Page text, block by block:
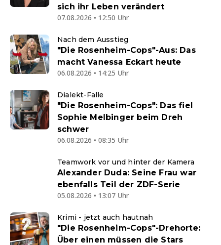
sich ihr Leben verändert
07.08.2026 • 12:50 Uhr
Nach dem Ausstieg
"Die Rosenheim-Cops"-Aus: Das
macht Vanessa Eckart heute
06.08.2026 • 14:25 Uhr
Dialekt-Falle
"Die Rosenheim-Cops": Das fiel
Sophie Melbinger beim Dreh
schwer
06.08.2026 • 08:35 Uhr
Teamwork vor und hinter der Kamera
Alexander Duda: Seine Frau war
ebenfalls Teil der ZDF-Serie
05.08.2026 • 13:07 Uhr
Krimi - jetzt auch hautnah
"Die Rosenheim-Cops"-Drehorte:
Über einen müssen die Stars